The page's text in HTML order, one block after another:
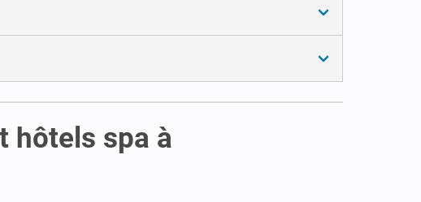
hôtels spa à